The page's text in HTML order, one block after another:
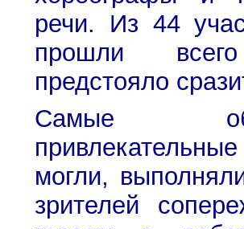
речи. Из 44
прошли
предстояло
Самые
могли,
зрителей